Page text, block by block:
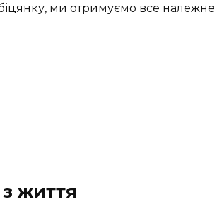
ми отримуємо все належне
життя